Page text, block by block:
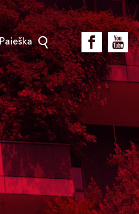
Paieška